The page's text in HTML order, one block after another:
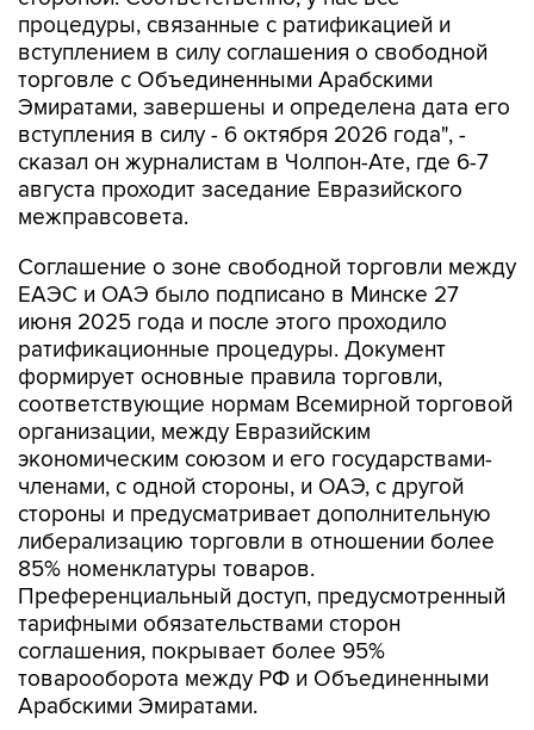
процедуры, связанные с ратификацией и
вступлением в силу соглашения о свободной
торговле с Объединенными Арабскими
Эмиратами, завершены и определена дата его
вступления в силу - 6 октября 2026 года", -
сказал он журналистам в Чолпон-Ате, где 6-7
августа проходит заседание Евразийского
межправсовета.
Соглашение о зоне свободной торговли между
ЕАЭС и ОАЭ было подписано в Минске 27
июня 2025 года и после этого проходило
ратификационные процедуры. Документ
формирует основные правила торговли,
соответствующие нормам Всемирной торговой
организации, между Евразийским
экономическим союзом и его государствами-
членами, с одной стороны, и ОАЭ, с другой
стороны и предусматривает дополнительную
либерализацию торговли в отношении более
85% номенклатуры товаров.
Преференциальный доступ, предусмотренный
тарифными обязательствами сторон
соглашения, покрывает более 95%
товарооборота между РФ и Объединенными
Арабскими Эмиратами.